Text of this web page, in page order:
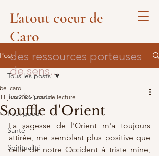
L'atout coeur de
Caro
des ressources porteuses
de sens...
Post
Tous les posts
Feel good
Santé
Spiritualité
Tous les posts
Souffle d'Orient
be_caro
11 juin 2024 1 min de lecture
La sagesse de l'Orient m'a toujours
attirée, me semblant plus positive que
celle de notre Occident à triste mine,